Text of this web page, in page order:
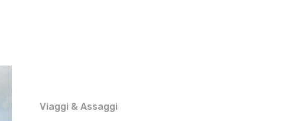
Viaggi & Assaggi